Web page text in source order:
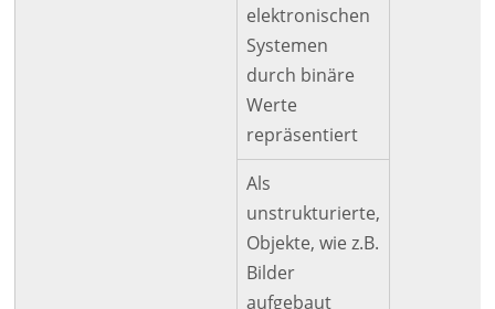
elektronischen
Systemen
durch binäre
Werte
repräsentiert
Als
unstrukturierte,
Objekte, wie z.B.
Bilder
aufgebaut